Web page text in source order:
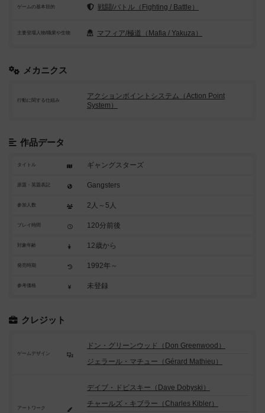
ゲームの基本目的 戦闘/バトル（Fighting / Battle）
主要登場人物/職業や生物 マフィア/極道（Mafia / Yakuza）
メカニクス
行動に関する仕組み
アクションポイントシステム（Action Point
System）
作品データ
タイトル ギャングスターズ
原題・英題表記 Gangsters
参加人数 2人～5人
プレイ時間 120分前後
対象年齢 12歳から
発売時期 1992年～
参考価格 未登録
クレジット
ゲームデザイン
ドン・グリーンウッド（Don Greenwood）
ジェラール・マチュー（Gérard Mathieu）
アートワーク
デイブ・ドビスキー（Dave Dobyski）
チャールズ・キブラー（Charles Kibler）